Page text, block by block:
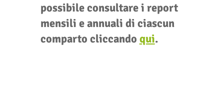
possibile consultare i report
mensili e annuali di ciascun
comparto cliccando qui.